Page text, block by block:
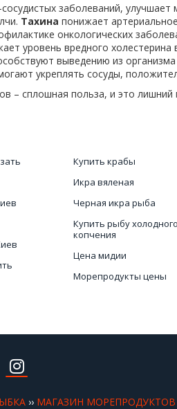
заболеваний,
Тахина понижает
онкологических
уровень вредного холестерина
выведению из
укреплять сосуды,
– сплошная польза, и это лишний
Купить крабы
Икра вяленая
Черная икра рыба
Купить рыбу холодного
копчения
Цена мидии
Морепродукты цены
›› МАГАЗИН МОРЕПРОДУКТОВ